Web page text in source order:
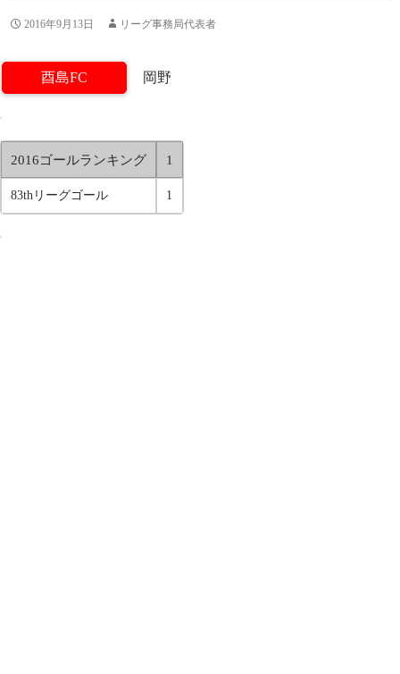
2016年9月13日 リーグ事務局代表者
酉島FC 岡野
2016ゴールランキング 1
83thリーグゴール 1